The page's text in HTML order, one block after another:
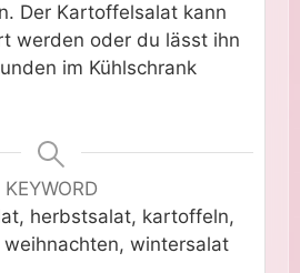
Der Kartoffelsalat kann
werden oder du lässt ihn
im Kühlschrank
KEYWORD
herbstsalat, kartoffeln,
wintersalat